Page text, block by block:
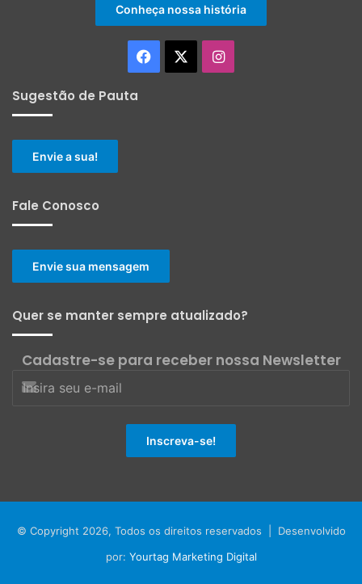
Conheça nossa história
Facebook Instagram
Sugestão de Pauta
Envie a sua!
Fale Conosco
Envie sua mensagem
Quer se manter sempre atualizado?
Cadastre-se para receber nossa Newsletter
© Copyright 2026, Todos os direitos reservados | Desenvolvido
por: Yourtag Marketing Digital